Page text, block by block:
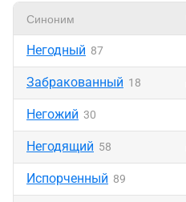
Синоним
Негодный 87
Забракованный 18
Негожий 30
Негодящий 58
Испорченный 89